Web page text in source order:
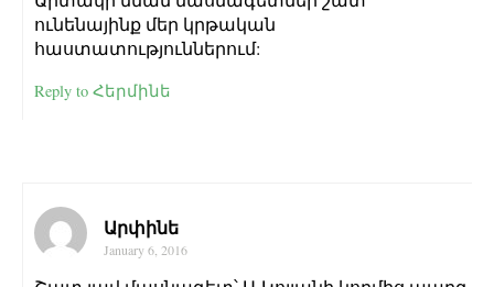
ունենայինք մեր կրթական
հաստատություններում:
Reply to Հերմինե
Արփինե
January 6, 2016